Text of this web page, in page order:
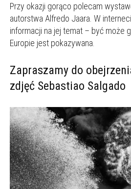
Przy okazji gorąco polecam
autorstwa Alfredo Jaara. W
informacji na jej temat – być może
Europie jest pokazywana.
Zapraszamy do
zdjęć Sebastiao Salgado